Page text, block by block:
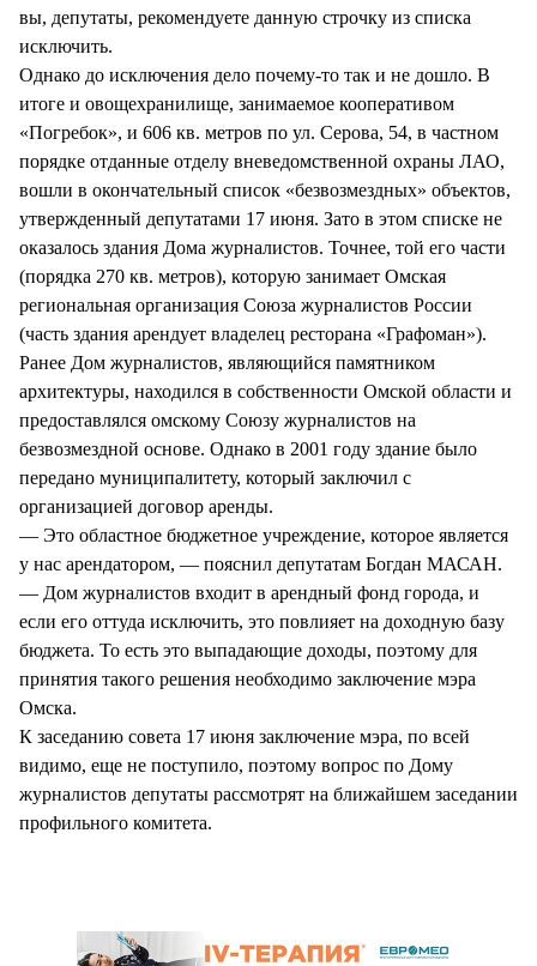
вы, депутаты, рекомендуете данную строчку из списка
исключить.
Однако до исключения дело почему-то так и не дошло. В
итоге и овощехранилище, занимаемое кооперативом
«Погребок», и 606 кв. метров по ул. Серова, 54, в частном
порядке отданные отделу вневедомственной охраны ЛАО,
вошли в окончательный список «безвозмездных» объектов,
утвержденный депутатами 17 июня. Зато в этом списке не
оказалось здания Дома журналистов. Точнее, той его части
(порядка 270 кв. метров), которую занимает Омская
региональная организация Союза журналистов России
(часть здания арендует владелец ресторана «Графоман»).
Ранее Дом журналистов, являющийся памятником
архитектуры, находился в собственности Омской области и
предоставлялся омскому Союзу журналистов на
безвозмездной основе. Однако в 2001 году здание было
передано муниципалитету, который заключил с
организацией договор аренды.
— Это областное бюджетное учреждение, которое является
у нас арендатором, — пояснил депутатам Богдан МАСАН.
— Дом журналистов входит в арендный фонд города, и
если его оттуда исключить, это повлияет на доходную базу
бюджета. То есть это выпадающие доходы, поэтому для
принятия такого решения необходимо заключение мэра
Омска.
К заседанию совета 17 июня заключение мэра, по всей
видимо, еще не поступило, поэтому вопрос по Дому
журналистов депутаты рассмотрят на ближайшем заседании
профильного комитета.